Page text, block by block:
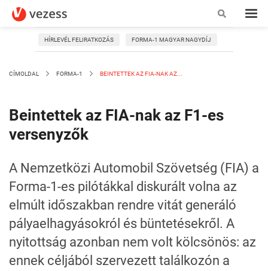
HÍRLEVÉL FELIRATKOZÁS FORMA-1 MAGYAR NAGYDÍJ
CÍMOLDAL FORMA-1 BEINTETTEK AZ FIA-NAK AZ...
Beintettek az FIA-nak az F1-es
versenyzők
A Nemzetközi Automobil Szövetség (FIA) a
Forma-1-es pilótákkal diskurált volna az
elmúlt időszakban rendre vitát generáló
pályaelhagyásokról és büntetésekről. A
nyitottság azonban nem volt kölcsönös: az
ennek céljából szervezett találkozón a